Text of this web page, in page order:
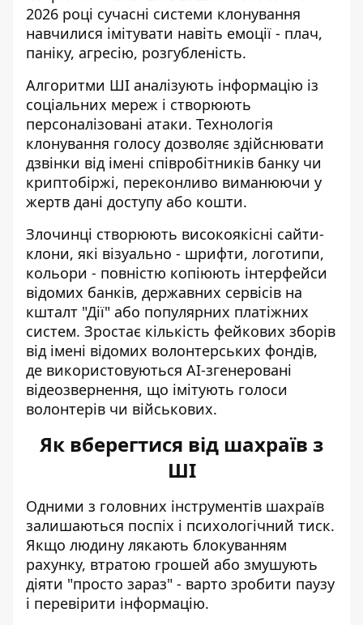
2026 році сучасні системи клонування
навчилися імітувати навіть емоції - плач,
паніку, агресію, розгубленість.
Алгоритми ШІ аналізують інформацію із
соціальних мереж і створюють
персоналізовані атаки. Технологія
клонування голосу дозволяє здійснювати
дзвінки від імені співробітників банку чи
криптобіржі, переконливо виманюючи у
жертв дані доступу або кошти.
Злочинці створюють високоякісні сайти-
клони, які візуально - шрифти, логотипи,
кольори - повністю копіюють інтерфейси
відомих банків, державних сервісів на
кшталт "Дії" або популярних платіжних
систем. Зростає кількість фейкових зборів
від імені відомих волонтерських фондів,
де використовуються AI-згенеровані
відеозвернення, що імітують голоси
волонтерів чи військових.
Як вберегтися від шахраїв з
ШІ
Одними з головних інструментів шахраїв
залишаються поспіх і психологічний тиск.
Якщо людину лякають блокуванням
рахунку, втратою грошей або змушують
діяти "просто зараз" - варто зробити паузу
і перевірити інформацію.